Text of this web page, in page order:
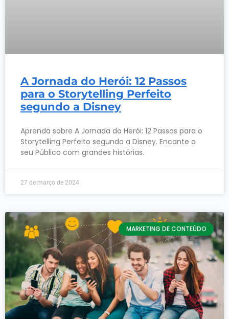
A Jornada do Herói: 12 Passos
para o Storytelling Perfeito
segundo a Disney
Aprenda sobre A Jornada do Herói: 12 Passos para o
Storytelling Perfeito segundo a Disney. Encante o
seu Público com grandes histórias.
27 de março de 2024
MARKETING DE CONTEÚDO